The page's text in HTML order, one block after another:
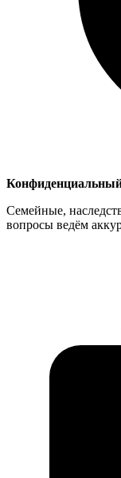
Семейные,
вопросы ведём